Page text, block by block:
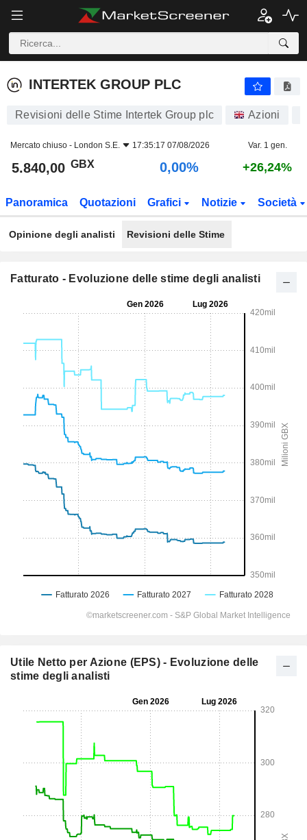
INTERTEK GROUP PLC
INTERTEK GROUP PLC
Revisioni delle Stime Intertek Group plc Azioni
Mercato chiuso - London S.E. 17:35:17 07/08/2026 Var. 1 gen.
5.840,00 GBX 0,00% +26,24%
Panoramica Quotazioni Grafici Notizie Società
Opinione degli analisti Revisioni delle Stime
Fatturato - Evoluzione delle stime degli analisti
Utile Netto per Azione (EPS) - Evoluzione delle
stime degli analisti